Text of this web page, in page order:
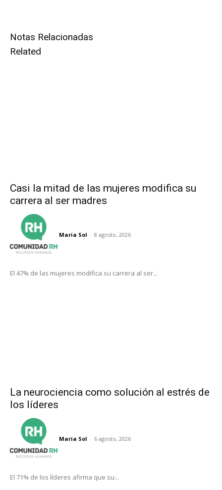
Notas Relacionadas
Related
Casi la mitad de las mujeres modifica su
carrera al ser madres
Maria Sol - 8 agosto, 2026
El 47% de las mujeres modifica su carrera al ser...
La neurociencia como solución al estrés de
los líderes
Maria Sol - 6 agosto, 2026
El 71% de los líderes afirma que su...